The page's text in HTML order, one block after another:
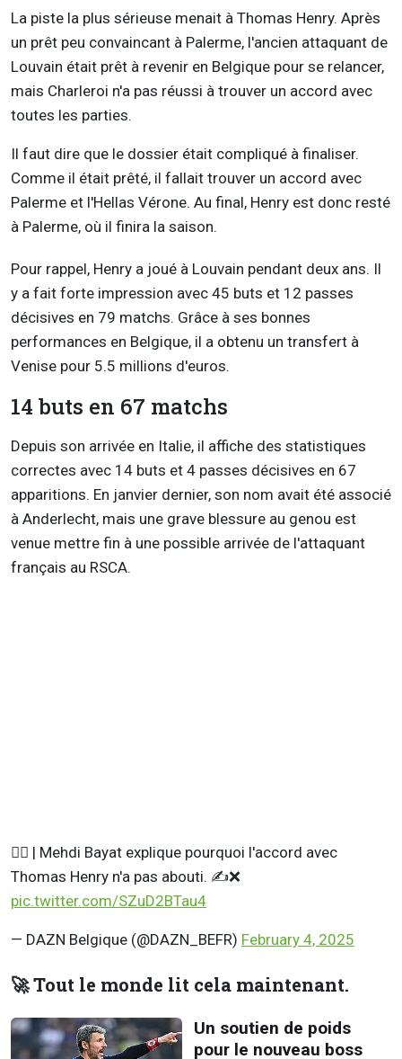
La piste la plus sérieuse menait à Thomas Henry. Après
un prêt peu convaincant à Palerme, l'ancien attaquant de
Louvain était prêt à revenir en Belgique pour se relancer,
mais Charleroi n'a pas réussi à trouver un accord avec
toutes les parties.
Il faut dire que le dossier était compliqué à finaliser.
Comme il était prêté, il fallait trouver un accord avec
Palerme et l'Hellas Vérone. Au final, Henry est donc resté
à Palerme, où il finira la saison.
Pour rappel, Henry a joué à Louvain pendant deux ans. Il
y a fait forte impression avec 45 buts et 12 passes
décisives en 79 matchs. Grâce à ses bonnes
performances en Belgique, il a obtenu un transfert à
Venise pour 5.5 millions d'euros.
14 buts en 67 matchs
Depuis son arrivée en Italie, il affiche des statistiques
correctes avec 14 buts et 4 passes décisives en 67
apparitions. En janvier dernier, son nom avait été associé
à Anderlecht, mais une grave blessure au genou est
venue mettre fin à une possible arrivée de l'attaquant
français au RSCA.
💁‍♂️ | Mehdi Bayat explique pourquoi l'accord avec
Thomas Henry n'a pas abouti. ✍️❌
pic.twitter.com/SZuD2BTau4
— DAZN Belgique (@DAZN_BEFR) February 4, 2025
🚀 Tout le monde lit cela maintenant.
Un soutien de poids
pour le nouveau boss